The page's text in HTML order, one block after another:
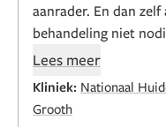
aanrader. En dan
behandeling niet
bedrijf maar wel eerlijk
Lees meer
Kliniek: Nationaal
Grooth